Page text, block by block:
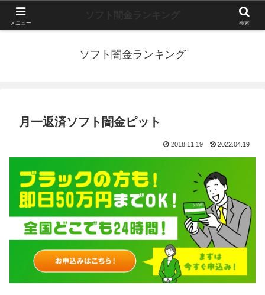
長期延滞中・自己破産・年金受給者など超ブラックでも即日融資で借りれる金
ソフト闇金ランキング
月一返済ソフト闇金ピット
2018.11.19 2022.04.19
メニュー 検索